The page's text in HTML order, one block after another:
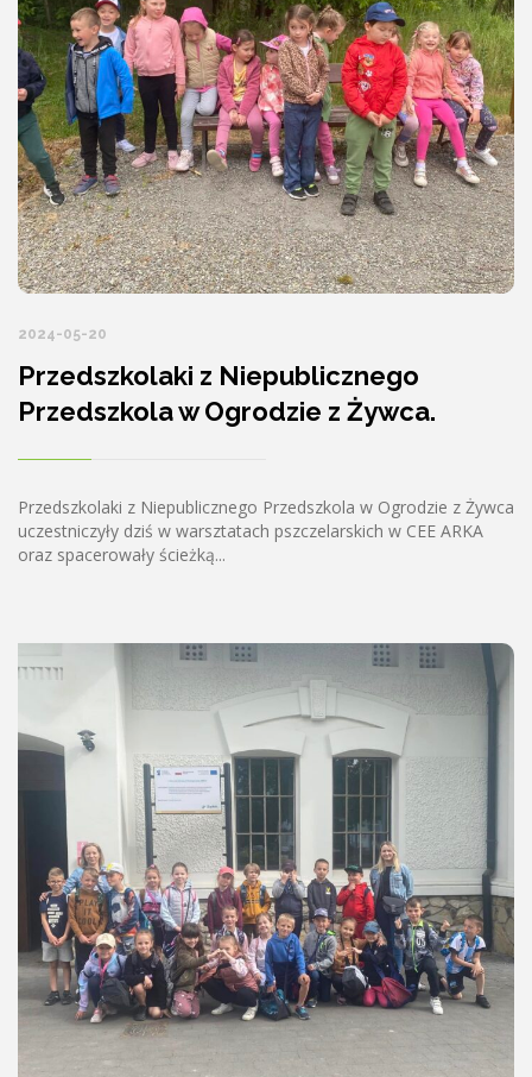
2024-05-20
Przedszkolaki z Niepublicznego
Przedszkola w Ogrodzie z Żywca.
Przedszkolaki z Niepublicznego Przedszkola w Ogrodzie z Żywca
uczestniczyły dziś w warsztatach pszczelarskich w CEE ARKA
oraz spacerowały ścieżką...